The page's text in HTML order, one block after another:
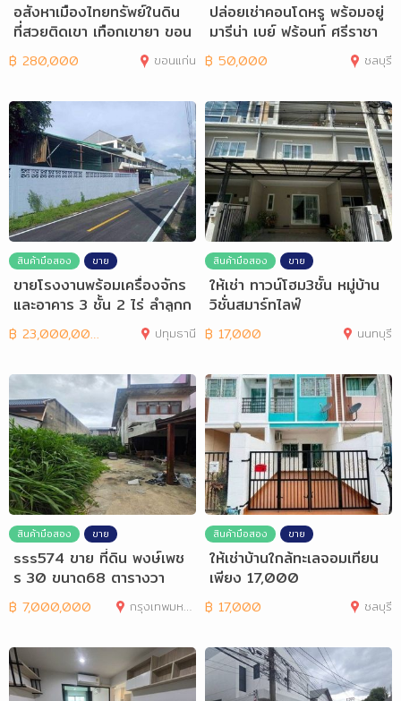
อสังหาเมืองไทยทรัพย์ในดิน
ที่สวยติดเขา เทือกเขายา ขอน
แก่น
฿ 280,000 ขอนแก่น
ปล่อยเช่าคอนโดหรู พร้อมอยู่
มารีน่า เบย์ ฟร้อนท์ ศรีราชา
฿ 50,000 ชลบุรี
สินค้ามือสอง ขาย
ขายโรงงานพร้อมเครื่องจักร
และอาคาร 3 ชั้น 2 ไร่ ลำลูกก
า
฿ 23,000,000 ปทุมธานี
สินค้ามือสอง ขาย
ให้เช่า ทาวน์โฮม3ชั้น หมู่บ้าน
วิชั่นสมาร์ทไลฟ์
฿ 17,000 นนทบุรี
สินค้ามือสอง ขาย
sss574 ขาย ที่ดิน พงษ์เพช
ร 30 ขนาด68 ตารางวา
฿ 7,000,000 กรุงเทพมหานคร
สินค้ามือสอง ขาย
ให้เช่าบ้านใกล้ทะเลจอมเทียน
เพียง 17,000
฿ 17,000 ชลบุรี